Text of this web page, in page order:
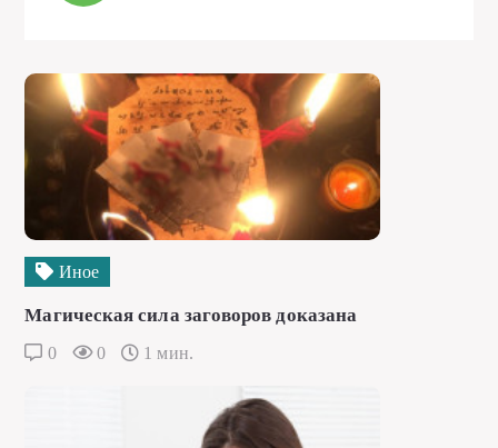
Иное
Магическая сила заговоров доказана
0 0 1 мин.